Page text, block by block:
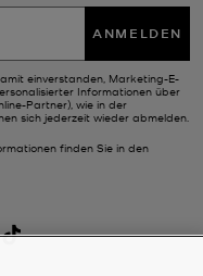
ANMELDEN
einverstanden, Marketing-E-
Informationen über
Partner), wie in der
sich jederzeit wieder abmelden.
finden Sie in den